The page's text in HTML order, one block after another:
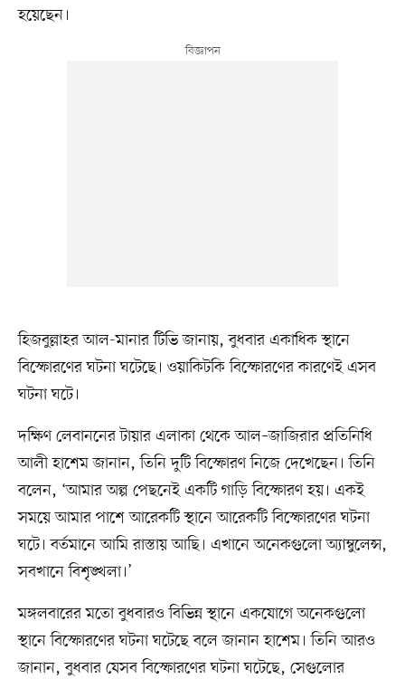
হয়েছেন।
হিজবুল্লাহর আল-মানার টিভি জানায়, বুধবার একাধিক স্থানে
বিস্ফোরণের ঘটনা ঘটেছে। ওয়াকিটকি বিস্ফোরণের কারণেই এসব
ঘটনা ঘটে।
দক্ষিণ লেবাননের টায়ার এলাকা থেকে আল–জাজিরার প্রতিনিধি
আলী হাশেম জানান, তিনি দুটি বিস্ফোরণ নিজে দেখেছেন। তিনি
বলেন, ‘আমার অল্প পেছনেই একটি গাড়ি বিস্ফোরণ হয়। একই
সময়ে আমার পাশে আরেকটি স্থানে আরেকটি বিস্ফোরণের ঘটনা
ঘটে। বর্তমানে আমি রাস্তায় আছি। এখানে অনেকগুলো অ্যাম্বুলেন্স,
সবখানে বিশৃঙ্খলা।’
মঙ্গলবারের মতো বুধবারও বিভিন্ন স্থানে একযোগে অনেকগুলো
স্থানে বিস্ফোরণের ঘটনা ঘটেছে বলে জানান হাশেম। তিনি আরও
জানান, বুধবার যেসব বিস্ফোরণের ঘটনা ঘটেছে, সেগুলোর